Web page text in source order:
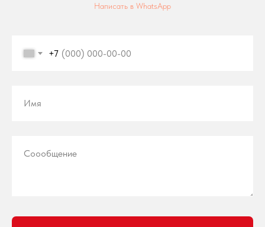
Написать в WhatsApp
+7
Имя
Соообщение